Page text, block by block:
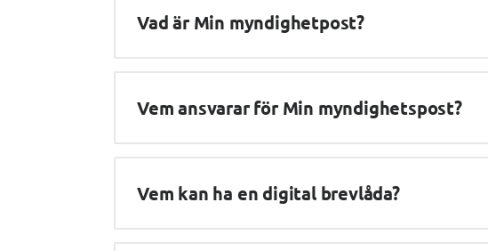
Vad är Min myndighetpost?
Vem ansvarar för Min myndighetspost?
Vem kan ha en digital brevlåda?